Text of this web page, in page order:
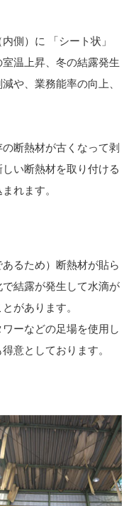
側）に 「シート状」
温上昇、冬の結露発生
や、業務能率の向上、
断熱材が古くなって剥
い断熱材を取り付ける
れます。
るため）断熱材が貼ら
結露が発生して水滴が
があります。
ーなどの足場を使用し
意としております。